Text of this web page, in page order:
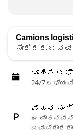
ಸೇರಿದರು
ವಾಹನ
24/7
ವಾಹನ
ಈ